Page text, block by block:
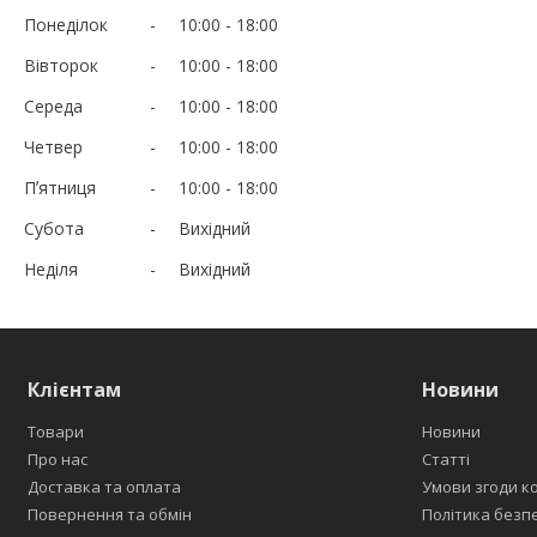
Понеділок 10:00
18:00
Вівторок
10:00
18:00
Середа
10:00
18:00
Четвер
10:00
18:00
Пʼятниця
10:00
18:00
Субота
Вихідний
Неділя
Вихідний
Клієнтам
Товари
Про нас
Доставка та оплата
Повернення та обмін
Новини
Новини
Статті
Умови згоди
Політика